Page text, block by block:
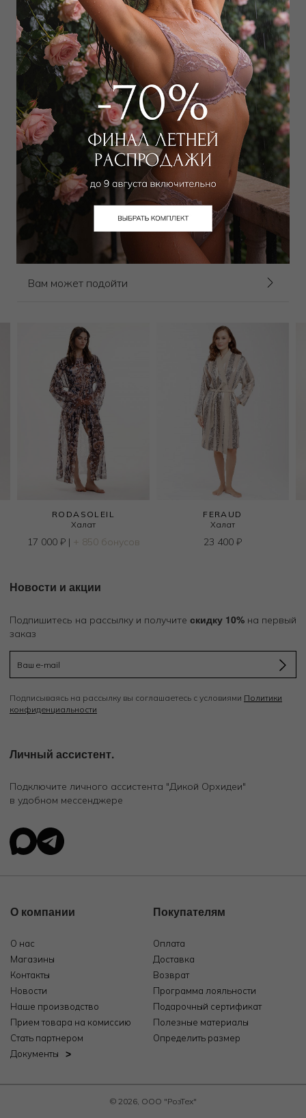
Купальник слитный
25 000₽
Выбрать размер
Вам может подойти
RODASOLEIL
Халат
17 000 ₽| + 850 бонусов
FERAUD
Халат
23 400 ₽
Новости и акции
Подпишитесь на рассылку и получите скидку 10% на первый
заказ
Подписываясь на рассылку вы соглашаетесь с условиями Политики
конфиденциальности
Личный ассистент.
Подключите личного ассистента "Дикой Орхидеи"
в удобном мессенджере
О компании
О нас
Магазины
Контакты
Новости
Наше производство
Прием товара на комиссию
Стать партнером
Документы
Покупателям
Оплата
Доставка
Возврат
Программа лояльности
Подарочный сертификат
Полезные материалы
Определить размер
© 2026, ООО "РозТех"